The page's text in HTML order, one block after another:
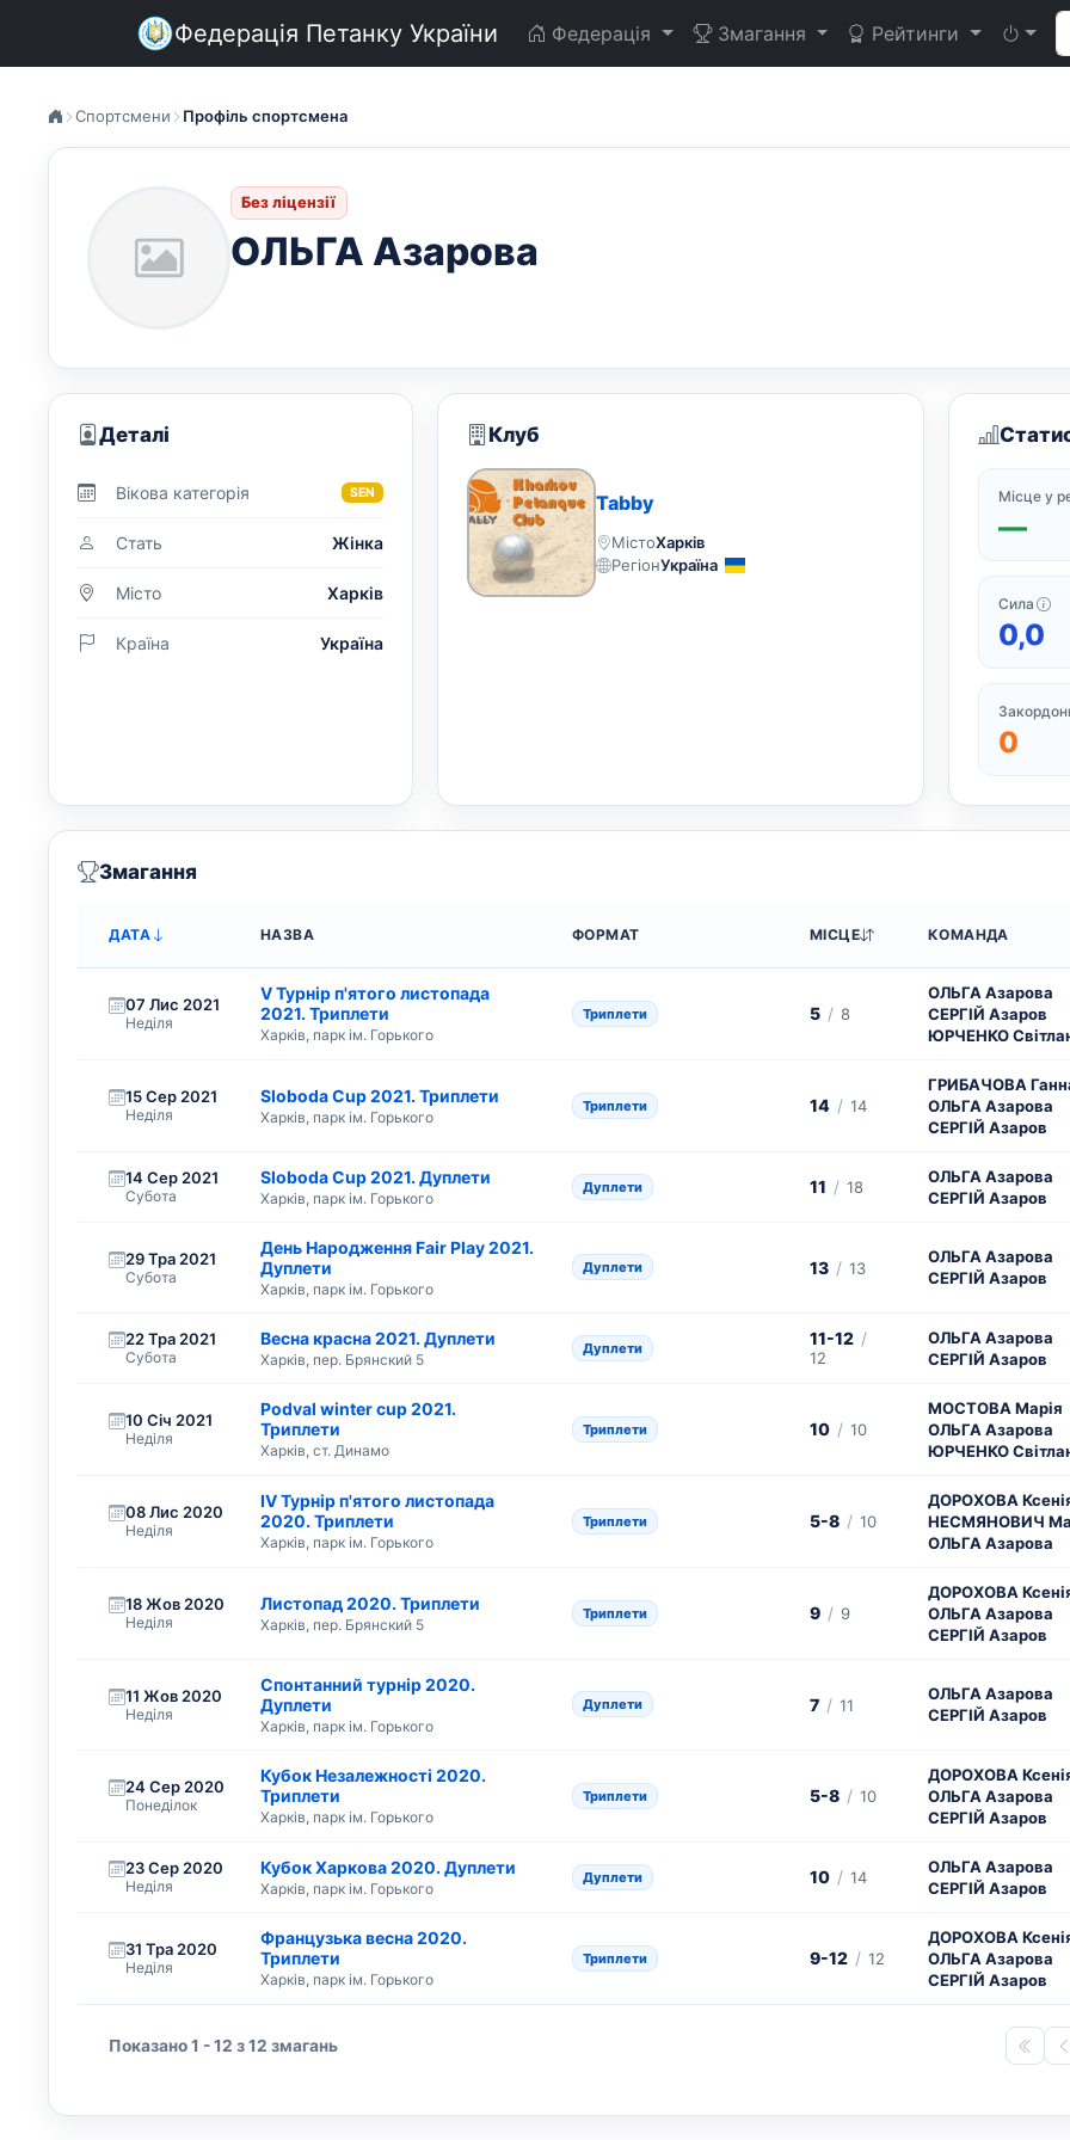
Федерація Петанку України Федерація Змагання Рейтинги
Спортсмени Профіль спортсмена
Без ліцензії
ОЛЬГА Азарова
Деталі
Вікова категорія SEN
Стать Жінка
Місто Харків
Країна Україна
Клуб
Tabby
МістоХарків
РегіонУкраїна
Місце у
—
Сила
0,0
0
Змагання
ДАТА НАЗВА ФОРМАТ МІСЦЕ КОМАНДА
07 Лис 2021
Неділя
V Турнір п'ятого листопада
2021. Триплети
Харків, парк ім. Горького
Триплети 5 / 8
ОЛЬГА Азарова
СЕРГІЙ Азаров
ЮРЧЕНКО
15 Сер 2021
Неділя
Sloboda Cup 2021. Триплети
Харків, парк ім. Горького
Триплети 14 / 14
ГРИБАЧОВА
ОЛЬГА Азарова
СЕРГІЙ Азаров
14 Сер 2021
Субота
Sloboda Cup 2021. Дуплети
Харків, парк ім. Горького
Дуплети 11 / 18
ОЛЬГА Азарова
СЕРГІЙ Азаров
29 Тра 2021
Субота
День Народження Fair Play 2021.
Дуплети
Харків, парк ім. Горького
Дуплети 13 / 13
ОЛЬГА Азарова
СЕРГІЙ Азаров
22 Тра 2021
Субота
Весна красна 2021. Дуплети
Харків, пер. Брянский 5
Дуплети 11-12 /
12
ОЛЬГА Азарова
СЕРГІЙ Азаров
10 Січ 2021
Неділя
Podval winter cup 2021.
Триплети
Харків, ст. Динамо
Триплети 10 / 10
МОСТОВА Марія
ОЛЬГА Азарова
ЮРЧЕНКО
08 Лис 2020
Неділя
IV Турнір п'ятого листопада
2020. Триплети
Харків, парк ім. Горького
Триплети 5-8 / 10
ДОРОХОВА
НЕСМЯНОВИЧ
ОЛЬГА Азарова
18 Жов 2020
Неділя
Листопад 2020. Триплети
Харків, пер. Брянский 5
Триплети 9 / 9
ДОРОХОВА
ОЛЬГА Азарова
СЕРГІЙ Азаров
11 Жов 2020
Неділя
Спонтанний турнір 2020.
Дуплети
Харків, парк ім. Горького
Дуплети 7 / 11
ОЛЬГА Азарова
СЕРГІЙ Азаров
24 Сер 2020
Понеділок
Кубок Незалежності 2020.
Триплети
Харків, парк ім. Горького
Триплети 5-8 / 10
ДОРОХОВА
ОЛЬГА Азарова
СЕРГІЙ Азаров
23 Сер 2020
Неділя
Кубок Харкова 2020. Дуплети
Харків, парк ім. Горького
Дуплети 10 / 14
ОЛЬГА Азарова
СЕРГІЙ Азаров
31 Тра 2020
Неділя
Французька весна 2020.
Триплети
Харків, парк ім. Горького
Триплети 9-12 / 12
ДОРОХОВА
ОЛЬГА Азарова
СЕРГІЙ Азаров
Показано 1 - 12 з 12 змагань